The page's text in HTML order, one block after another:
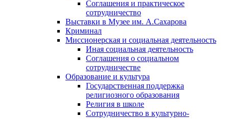
Соглашения и практическое
сотрудничество
Выставки в Музее им. А.Сахарова
Криминал
Миссионерская и социальная деятельность
Иная социальная деятельность
Соглашения о социальном
сотрудничестве
Образование и культура
Государственная поддержка
религиозного образования
Религия в школе
Сотрудничество в культурно-